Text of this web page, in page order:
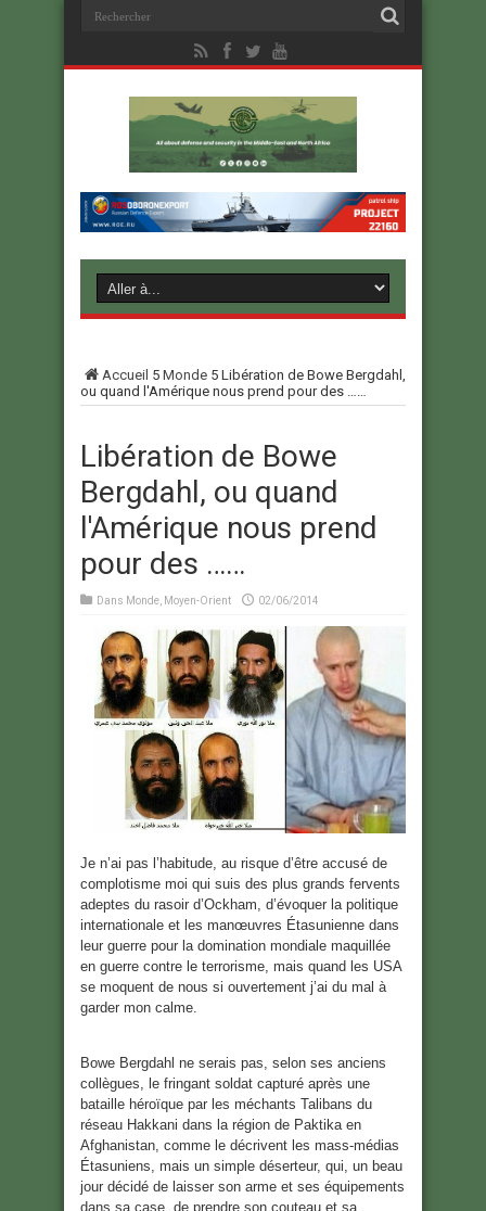
Accueil 5 Monde 5 Libération de Bowe Bergdahl,
ou quand l'Amérique nous prend pour des ……
Libération de Bowe
Bergdahl, ou quand
l'Amérique nous prend
pour des ……
Dans Monde Moyen-Orient 02/06/2014
Je n’ai pas l’habitude, au risque d’être accusé de
complotisme moi qui suis des plus grands fervents
adeptes du rasoir d’Ockham, d’évoquer la politique
internationale et les manœuvres Étasunienne dans
leur guerre pour la domination mondiale maquillée
en guerre contre le terrorisme, mais quand les USA
se moquent de nous si ouvertement j’ai du mal à
garder mon calme.
Bowe Bergdahl ne serais pas, selon ses anciens
collègues, le fringant soldat capturé après une
bataille héroïque par les méchants Talibans du
réseau Hakkani dans la région de Paktika en
Afghanistan, comme le décrivent les mass-médias
Étasuniens, mais un simple déserteur, qui, un beau
jour décidé de laisser son arme et ses équipements
dans sa case, de prendre son couteau et sa